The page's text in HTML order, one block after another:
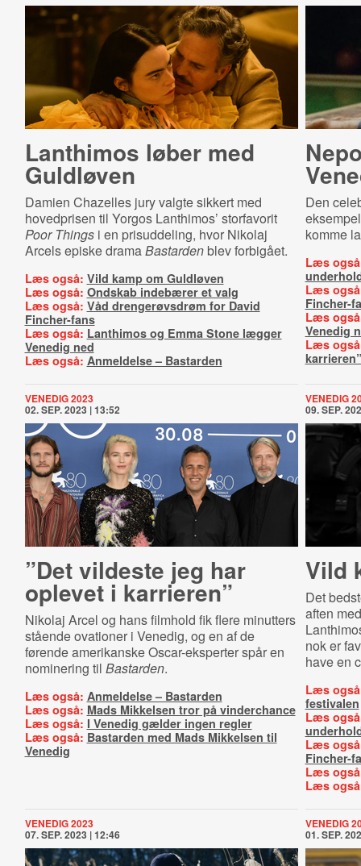
Lanthimos løber med
Guldløven
Damien Chazelles jury valgte sikkert med
hovedprisen til Yorgos Lanthimos’ storfavorit
Poor Thingsi en prisuddeling, hvor Nikolaj
Arcels episke dramaBastardenblev forbigået.
Læs også: Vild kamp om Guldløven
Læs også: Ondskab indebærer et valg
Læs også: Våd drengerøvsdrøm for David
Fincher-fans
Læs også: Lanthimos og Emma Stone lægger
Venedig ned
Læs også: Anmeldelse – Bastarden
Den
komme
Læs
Læs
Fincher-
Læs
Venedig
Læs
karrieren”
VENEDIG 2023
02. SEP. 2023 | 13:52
”Det vildeste jeg har
oplevet i karrieren”
Nikolaj Arcel og hans filmhold fik flere minutters
stående ovationer i Venedig, og en af de
førende amerikanske Oscar-eksperter spår en
nominering til Bastarden.
Læs også: Anmeldelse – Bastarden
Læs også: Mads Mikkelsen tror på vinderchance
Læs også: I Venedig gælder ingen regler
Læs også: Bastarden med Mads Mikkelsen til
Venedig
VENEDIG
09. SEP.
Vild
Det
aften
nok er
have en
Læs
festivalen
Læs
Læs
Fincher-
Læs
Læs
VENEDIG 2023
07. SEP. 2023 | 12:46
VENEDIG
01. SEP.